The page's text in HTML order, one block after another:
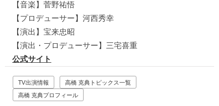
【音楽】菅野祐悟
【プロデューサー】河西秀幸
【演出】宝来忠昭
【演出・プロデューサー】三宅喜重
公式サイト
TV出演情報
高橋 克典トピックス一覧
高橋 克典プロフィール